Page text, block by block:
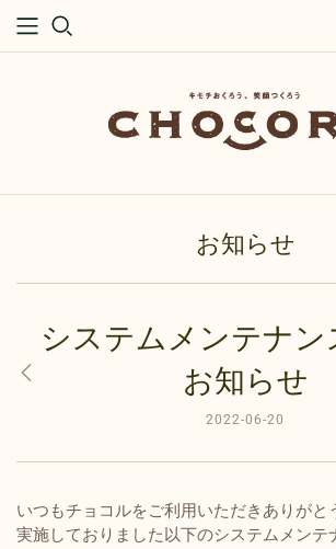
お知らせ
システムメンテナン
お知らせ
2022-06-20
いつもチョコルをご利用いただきありがと
実施しておりました以下のシステムメンテ